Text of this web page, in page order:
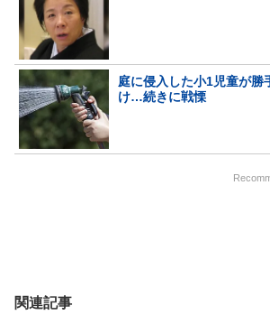
庭に侵入した小1児童が勝
け…続きに戦慄
関連記事